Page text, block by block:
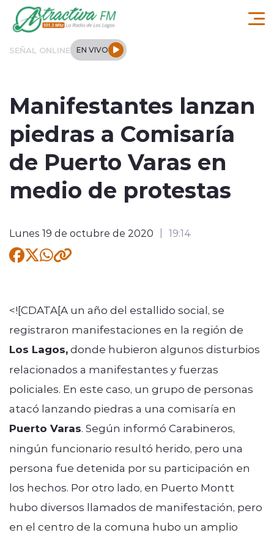
Click acá para ir directamente al contenido
SEÑAL ONLINE EN VIVO
Tendencias
Deportes
Entrevistas
modo claro
Manifestantes lanzan
piedras a Comisaría
de Puerto Varas en
medio de protestas
Lunes 19 de octubre de 2020 19:14
<![CDATA[A un año del estallido social, se
registraron manifestaciones en la región de
Los Lagos,donde hubieron algunos disturbios
relacionados a manifestantes y fuerzas
policiales. En este caso, un grupo de personas
atacó lanzando piedras a una comisaría en
Puerto Varas. Según informó Carabineros,
ningún funcionario resultó herido, pero una
persona fue detenida por su participación en
los hechos. Por otro lado, en Puerto Montt
hubo diversos llamados de manifestación, pero
en el centro de la comuna hubo un amplio